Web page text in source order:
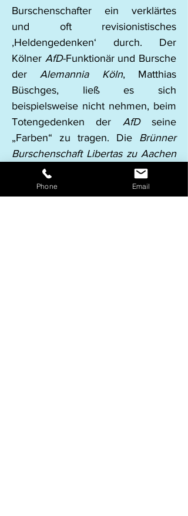
Burschenschafter ein verklärtes
und oft revisionistisches
‚Heldengedenken‘ durch. Der
Kölner AfD-Funktionär und Bursche
der Alemannia Köln, Matthias
Büschges, ließ es sich
beispielsweise nicht nehmen, beim
Totengedenken der AfD seine
„Farben“ zu tragen. Die Brünner
Burschenschaft Libertas zu Aachen
fuhr zum Burschenschaftsdenkmal
ins belgische Langemark und
Phone Email